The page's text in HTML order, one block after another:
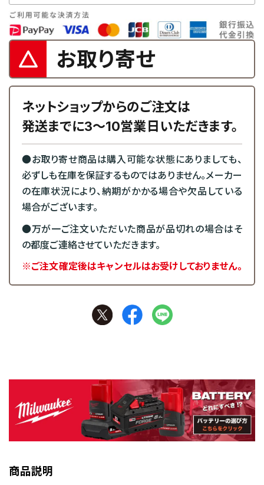
お取り寄せ
ネットショップからのご注文は
発送までに3～10営業日いただきます。
●お取り寄せ商品は購入可能な状態にありましても、
必ずしも在庫を保証するものではありません。メーカー
の在庫状況により、納期がかかる場合や欠品している
場合がございます。
●万が一ご注文いただいた商品が品切れの場合はそ
の都度ご連絡させていただきます。
※ご注文確定後はキャンセルはお受けしておりません。
商品説明